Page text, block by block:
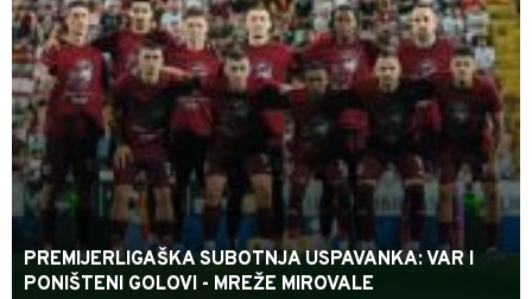
PREMIJERLIGAŠKA SUBOTNJA USPAVANKA: VAR I
PONIŠTENI GOLOVI - MREŽE MIROVALE